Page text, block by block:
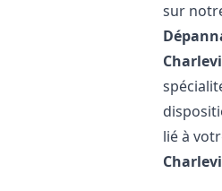
sur
lié à